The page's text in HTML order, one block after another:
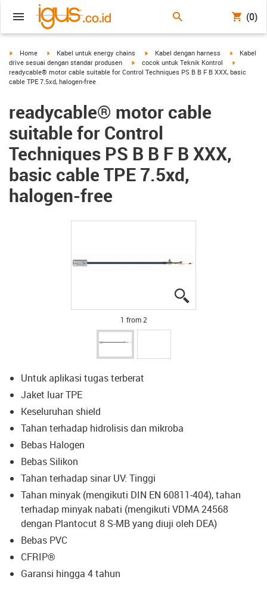
(0)
igus-icon-arrow-right
Home igus-icon-arrow-right
Kabel untuk energy chains igus-icon-arrow-right
Kabel dengan harness igus-icon-
Kabel
drive sesuai dengan standar produsen
igus-icon-arrow-right
cocok untuk Teknik Kontrol
readycable® motor cable suitable for Control Techniques PS B B F B XXX, basic
cable TPE 7.5xd, halogen-free
readycable® motor cable
suitable for Control
Techniques PS B B F B XXX,
basic cable TPE 7.5xd,
halogen-free
1 from 2
Untuk aplikasi tugas terberat
Jaket luar TPE
Keseluruhan shield
Tahan terhadap hidrolisis dan mikroba
Bebas Halogen
Bebas Silikon
Tahan terhadap sinar UV: Tinggi
Tahan minyak (mengikuti DIN EN 60811-404), tahan
terhadap minyak nabati (mengikuti VDMA 24568
dengan Plantocut 8 S-MB yang diuji oleh DEA)
Bebas PVC
CFRIP®
Garansi hingga 4 tahun